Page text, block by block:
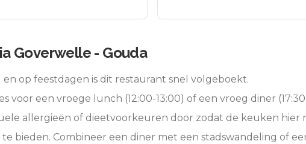
Goverwelle - Gouda
op feestdagen is dit restaurant snel volgeboekt.
voor een vroege lunch (12:00-13:00) of een vroeg diner
allergieën of dieetvoorkeuren door zodat de keuken hier
bieden. Combineer een diner met een stadswandeling of